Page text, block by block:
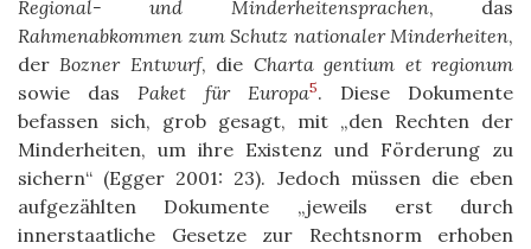
Regional- und Minderheitensprachen, das
Rahmenabkommen zum Schutz nationaler Minderheiten,
der Bozner Entwurf, die Charta gentium et regionum
sowie das Paket für Europa5. Diese Dokumente
befassen sich, grob gesagt, mit „den Rechten der
Minderheiten, um ihre Existenz und Förderung zu
sichern“ (Egger 2001: 23). Jedoch müssen die eben
aufgezählten Dokumente „jeweils erst durch
innerstaatliche Gesetze zur Rechtsnorm erhoben